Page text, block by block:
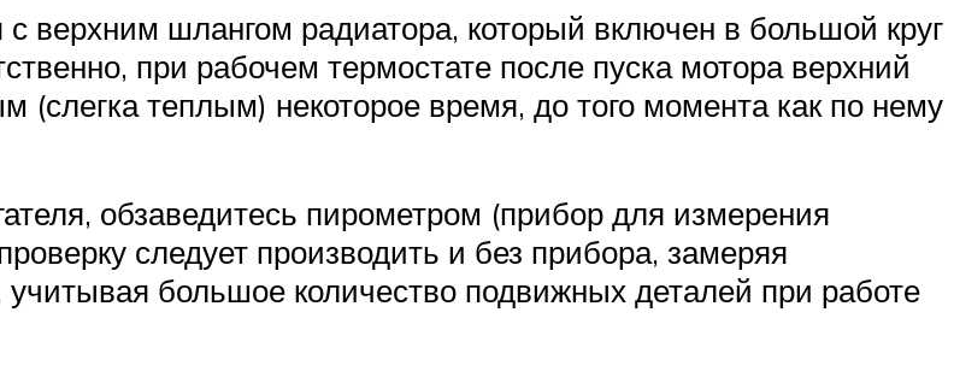
с верхним шлангом радиатора, который включен в большой круг
при рабочем термостате после пуска мотора верхний
(слегка теплым) некоторое время, до того момента как по нему
обзаведитесь пирометром (прибор для измерения
следует производить и без прибора, замеряя
большое количество подвижных деталей при работе